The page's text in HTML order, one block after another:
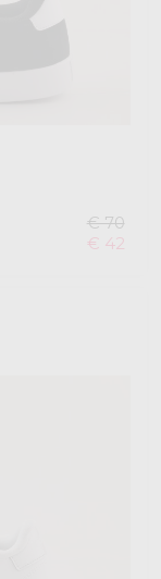
€ 70
€ 42